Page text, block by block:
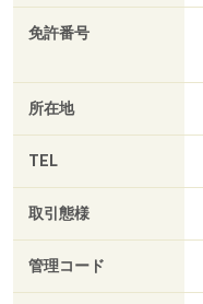
免許番号
所在地
TEL
取引態様
管理コード